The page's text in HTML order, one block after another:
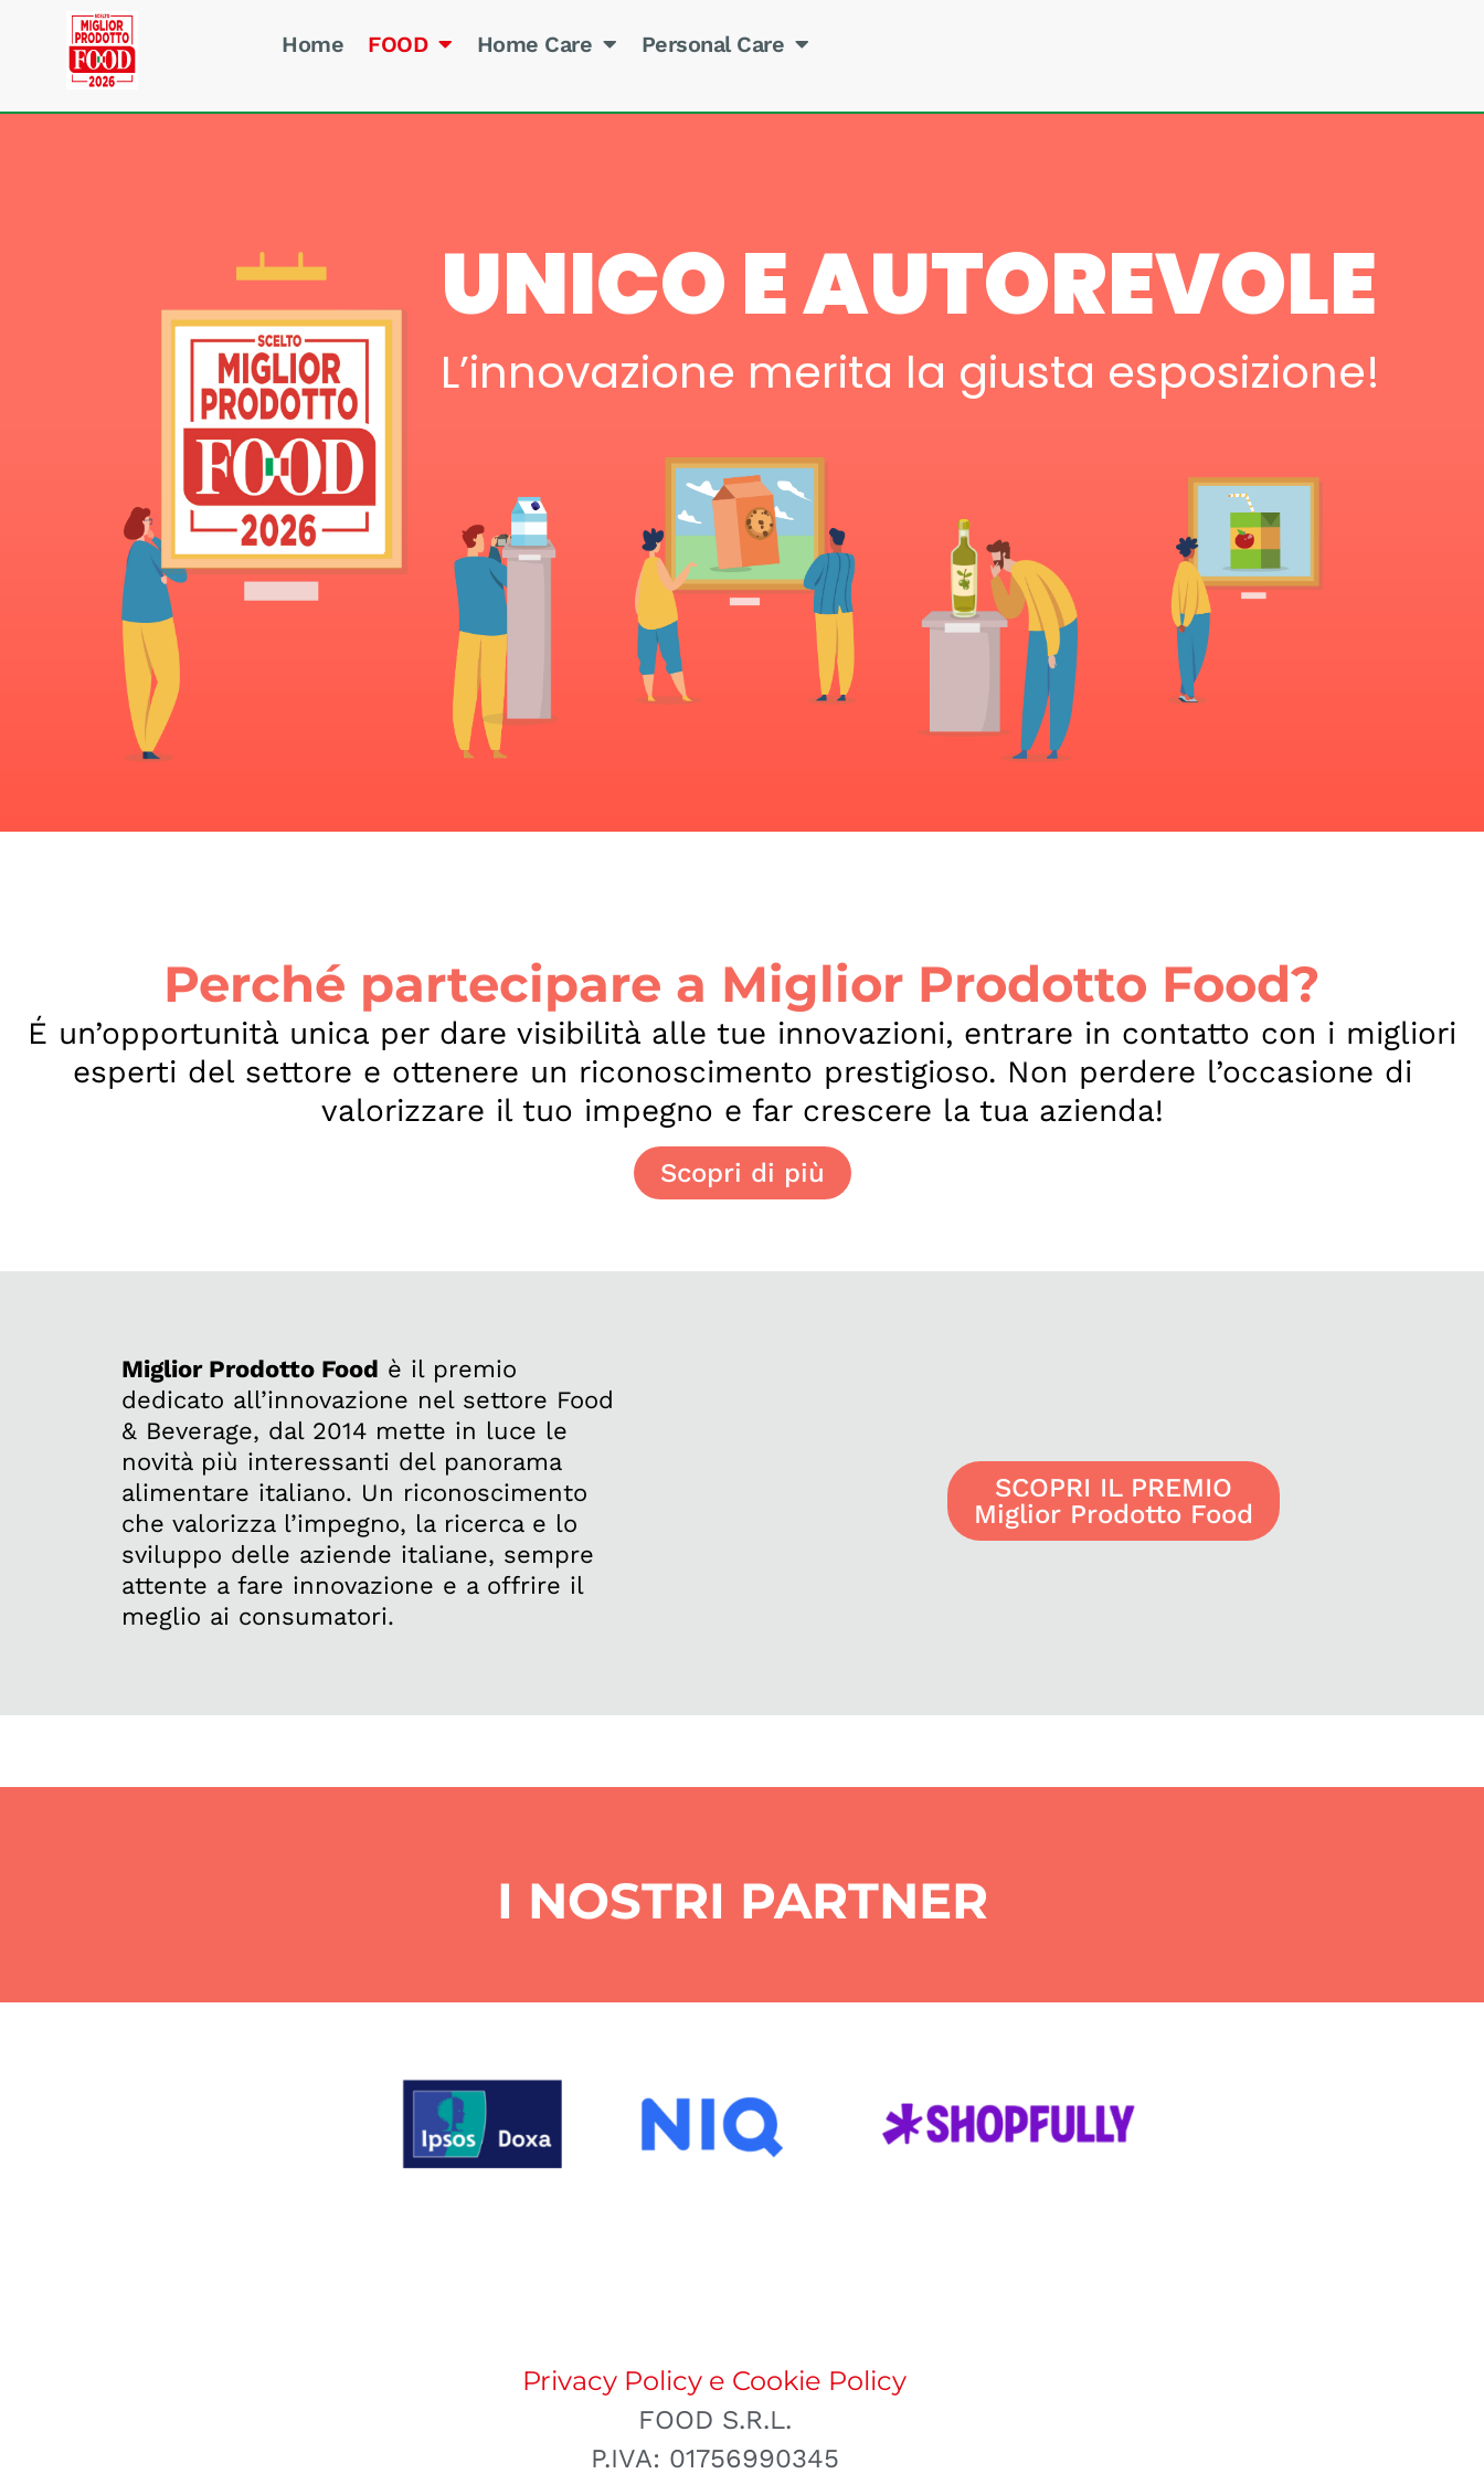
Home FOOD Home Care Personal Care
UNICO E AUTOREVOLE
L’innovazione merita la giusta esposizione!
Perché partecipare a Miglior Prodotto Food?
É un’opportunità unica per dare visibilità alle tue innovazioni, entrare in contatto con i migliori
esperti del settore e ottenere un riconoscimento prestigioso. Non perdere l’occasione di
valorizzare il tuo impegno e far crescere la tua azienda!
Scopri di più
Miglior Prodotto Food è il premio
dedicato all’innovazione nel settore Food
& Beverage, dal 2014 mette in luce le
novità più interessanti del panorama
alimentare italiano. Un riconoscimento
che valorizza l’impegno, la ricerca e lo
sviluppo delle aziende italiane, sempre
attente a fare innovazione e a offrire il
meglio ai consumatori.
SCOPRI IL PREMIO
Miglior Prodotto Food
I NOSTRI PARTNER
Privacy Policy e Cookie Policy
FOOD S.R.L.
P.IVA: 01756990345